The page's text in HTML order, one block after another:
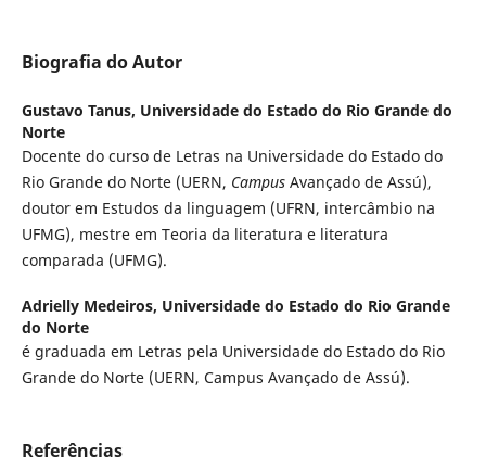
Biografia do Autor
Gustavo Tanus, Universidade do Estado do Rio Grande do
Norte
Docente do curso de Letras na Universidade do Estado do
Rio Grande do Norte (UERN, Campus Avançado de Assú),
doutor em Estudos da linguagem (UFRN, intercâmbio na
UFMG), mestre em Teoria da literatura e literatura
comparada (UFMG).
Adrielly Medeiros, Universidade do Estado do Rio Grande
do Norte
é graduada em Letras pela Universidade do Estado do Rio
Grande do Norte (UERN, Campus Avançado de Assú).
Referências